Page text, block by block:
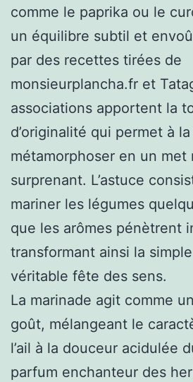
comme le paprika ou le
un équilibre subtil et
par des recettes tirées de
monsieurplancha.fr et
associations apportent la
d’originalité qui permet à
métamorphoser en un met
surprenant. L’astuce
mariner les légumes
que les arômes pénètrent
transformant ainsi la
véritable fête des sens.
La marinade agit comme
goût, mélangeant le
l’ail à la douceur acidulée
parfum enchanteur des